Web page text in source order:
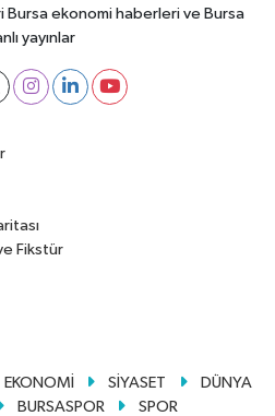
Bursa ekonomi haberleri ve Bursa
yayınlar
Fikstür
EKONOMİ SİYASET
DÜNYA
BURSASPOR
SPOR